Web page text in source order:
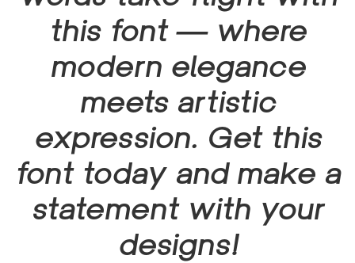
this font — where
modern elegance
meets artistic
expression. Get this
font today and make a
statement with your
designs!